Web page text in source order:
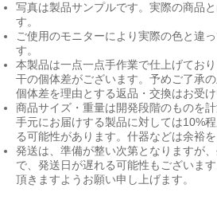
写真は製品サンプルです。実際の商品
す。
ご使用のモニターにより実際の色と違
す。
本製品は一点一点手作業で仕上げてお
干の個体差がございます。予めご了承
個体差を理由とする返品・交換はお受け
商品サイズ・重量は開発段階のものを
手元にお届けする製品に対しては10%
る可能性があります。什器などは余裕
発送は、準備が整い次第となりますが
で、発送日が遅れる可能性もございま
頂きますようお願い申し上げます。